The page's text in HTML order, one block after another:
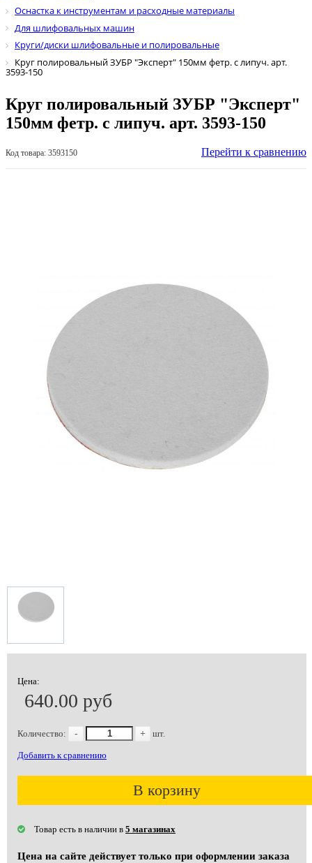
Оснастка к инструментам и расходные материалы
Для шлифовальных машин
Круги/диски шлифовальные и полировальные
Круг полировальный ЗУБР "Эксперт" 150мм фетр. с липуч. арт.
3593-150
Круг полировальный ЗУБР "Эксперт"
150мм фетр. с липуч. арт. 3593-150
Код товара: 3593150 Перейти к сравнению
Цена:
640.00 руб
Количество: - + шт.
Добавить к сравнению
В корзину
Товар есть в наличии в 5 магазинах
Цена на сайте действует только при оформлении заказа